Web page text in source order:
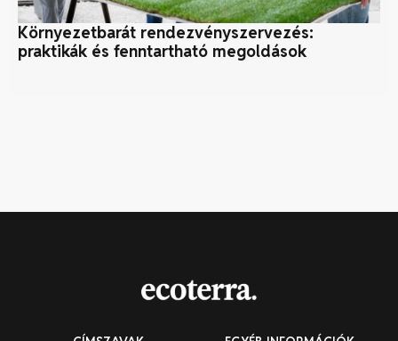
Környezetbarát rendezvényszervezés:
praktikák és fenntartható megoldások